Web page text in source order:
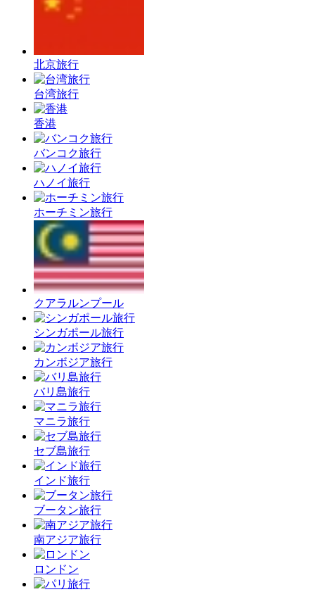
北京旅行
台湾旅行
香港
バンコク旅行
ハノイ旅行
ホーチミン旅行
クアラルンプール
シンガポール旅行
カンボジア旅行
バリ島旅行
マニラ旅行
セブ島旅行
インド旅行
ブータン旅行
南アジア旅行
ロンドン